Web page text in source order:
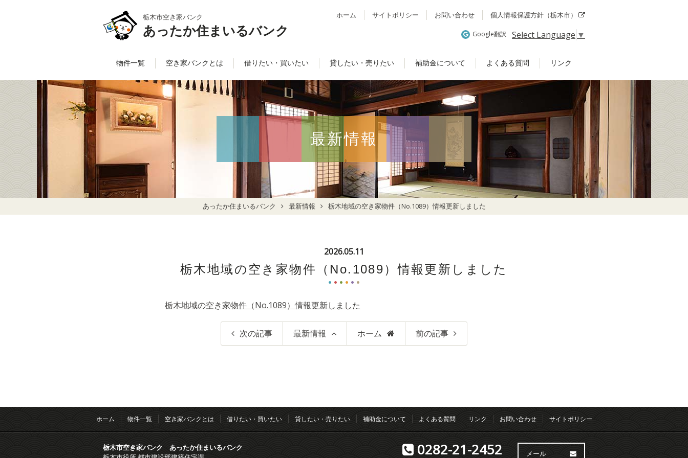
栃木市空き家バンク
あったか住まいるバンク
ホーム サイトポリシー お問い合わせ 個人情報保護方針（栃木市）
Google翻訳 Select Language ▼
物件一覧 空き家バンクとは 借りたい・買いたい 貸したい・売りたい 補助金について よくある質問 リンク
最新情報
あったか住まいるバンク 最新情報 栃木地域の空き家物件（No.1089）情報更新しました
2026.05.11
栃木地域の空き家物件（No.1089）情報更新しました
栃木地域の空き家物件（No.1089）情報更新しました
次の記事 最新情報 ホーム 前の記事
ホーム 物件一覧 空き家バンクとは 借りたい・買いたい 貸したい・売りたい 補助金について よくある質問 リンク お問い合わせ サイトポリシー
栃木市空き家バンク あったか住まいるバンク
0282-21-2452 メール